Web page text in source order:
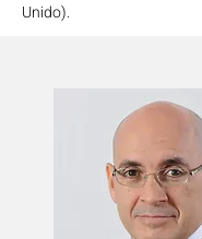
Unido).